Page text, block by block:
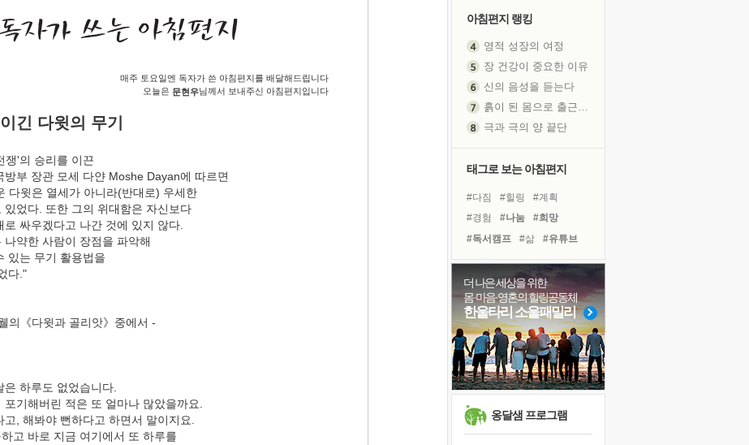
매주 토요일엔 독자가 쓴 아침편지를 배달해드립니다
오늘은 문현우님께서 보내주신 아침편지입니다
긴 다윗의 무기
쟁'의 승리를 이끈
방부 장관 모세 다얀 Moshe Dayan에 따르면
다윗은 열세가 아니라(반대로) 우세한
있었다. 또한 그의 위대함은 자신보다
로 싸우겠다고 나간 것에 있지 않다.
나약한 사람이 장점을 파악해
있는 무기 활용법을
다."
의《다윗과 골리앗》중에서 -
하루도 없었습니다.
기해버린 적은 또 얼마나 많았을까요.
고, 해봐야 뻔하다고 하면서 말이지요.
고 바로 지금 여기에서 또 하루를
아침편지 랭킹
영적 성장의 여정
장 건강이 중요한 이유
신의 음성을 듣는다
흙이 된 몸으로 출근하는 여자
극과 극의 양 끝단
아픈 아버지를 위한 공간 설계
슬럼프
보고 싶은 어머니
유년 시절의 부산 영도 바다
못된 꼰대들
희망이란
'모른다'는 것
귀를 열고 마음을 내어주고
태그로 보는 아침편지
#다짐 #힐링
#계획
#경험
#나눔
#희망
#독서캠프
#삶
#유튜브
#친구
#선택
#사람
#극복
#아이들
#독서
#위기
#면역력
#명상
#링컨학교
#도움
#비전캠프
더 나은 세상을 위한
몸·마음·영혼의 힐링공동체
한울타리 소울패밀리
옹달샘 프로그램